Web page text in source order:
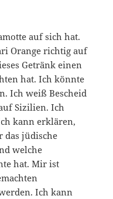
auf sich hat.
Orange richtig auf
Getränk einen
hat. Ich könnte
Ich weiß Bescheid
Sizilien. Ich
kann erklären,
jüdische
welche
hat. Mir ist
Ich kann